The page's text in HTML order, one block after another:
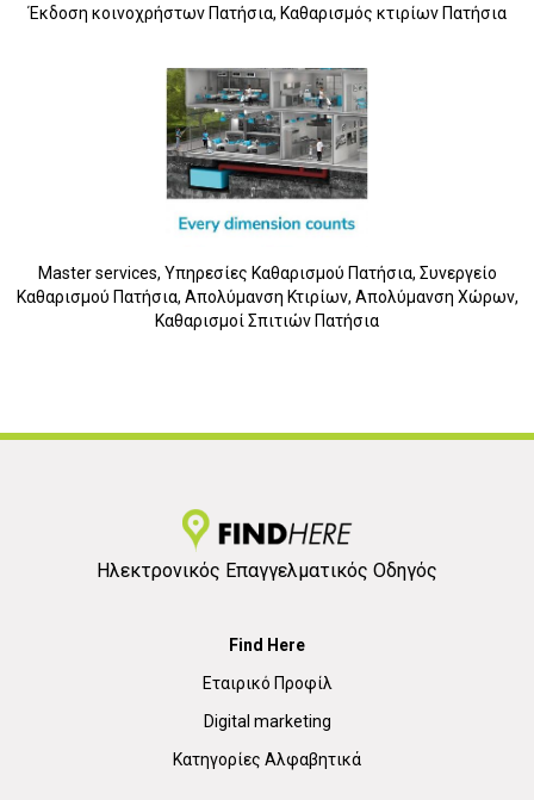
Έκδοση κοινοχρήστων Πατήσια, Καθαρισμός κτιρίων Πατήσια
Master services, Υπηρεσίες Καθαρισμού Πατήσια, Συνεργείο
Καθαρισμού Πατήσια, Απολύμανση Κτιρίων, Απολύμανση Χώρων,
Καθαρισμοί Σπιτιών Πατήσια
Ηλεκτρονικός Επαγγελματικός Οδηγός
Find Here
Εταιρικό Προφίλ
Digital marketing
Κατηγορίες Αλφαβητικά